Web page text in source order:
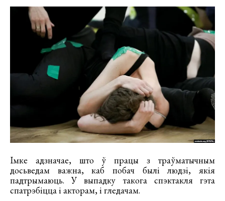
Імке адзначае, што ў працы з траўматычным
досьведам важна, каб побач былі людзі, якія
падтрымаюць. У выпадку такога спэктакля гэта
спатрэбіцца і акторам, і гледачам.